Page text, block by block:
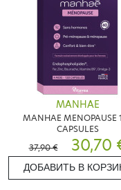
MANHAE
MANHAE MENOPAUSE
CAPSULES
37,90 €
30,70
ДОБАВИТЬ В